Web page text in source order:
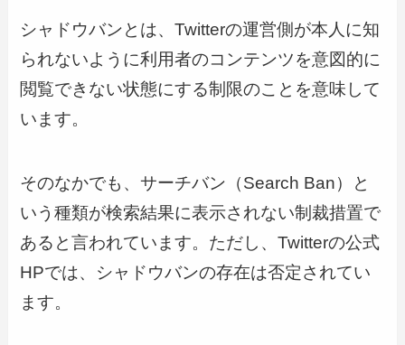
シャドウバンとは、Twitterの運営側が本人に知
られないように利用者のコンテンツを意図的に
閲覧できない状態にする制限のことを意味して
います。
そのなかでも、サーチバン（Search Ban）と
いう種類が検索結果に表示されない制裁措置で
あると言われています。ただし、Twitterの公式
HPでは、シャドウバンの存在は否定されてい
ます。